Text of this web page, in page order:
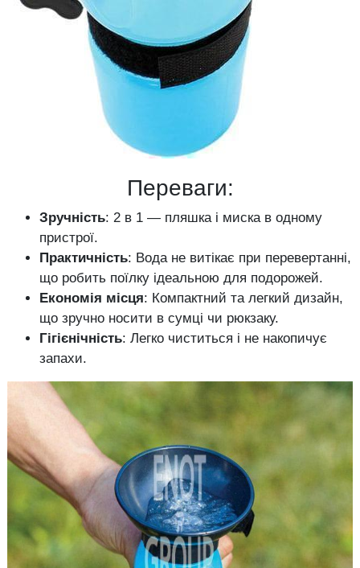
Переваги:
Зручність: 2 в 1 — пляшка і миска в одному
пристрої.
Практичність: Вода не витікає при перевертанні,
що робить поїлку ідеальною для подорожей.
Економія місця: Компактний та легкий дизайн,
що зручно носити в сумці чи рюкзаку.
Гігієнічність: Легко чиститься і не накопичує
запахи.